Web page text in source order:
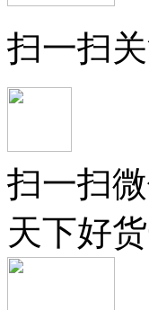
扫一扫
扫一扫
天下好